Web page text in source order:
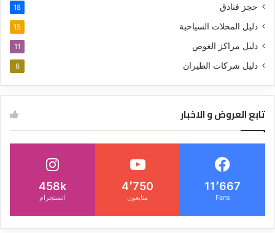
حجز فنادق 18
دليل المحلات السياحية 15
دليل مراكز الغوص 11
دليل شركات الطيران 6
تابع العروض و الاخبار
11٬667
Fans
4٬750
متابعون
458k
انستجرام